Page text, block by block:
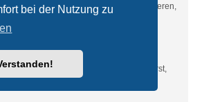
bei der Nutzung zu
auf ein Thema setzen oder es abonnieren,
Option in den „Themen-Optionen“
ober- und unterhalb des
auf ein Thema die Option „Mich
eine Antwort geschrieben wurde“ aktivierst,
für dich abonniert.